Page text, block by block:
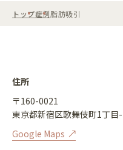
トップ症例脂肪吸引
住所
〒160-0021
東京都新宿区歌舞伎町1丁目
Google Maps